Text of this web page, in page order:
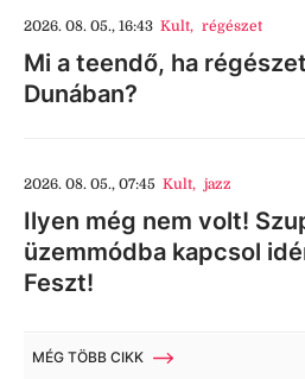
2026. 08. 05., 16:43 Kult, régészet
Mi a teendő, ha
Dunában?
2026. 08. 05., 07:45 Kult, jazz
Ilyen még nem volt!
üzemmódba kapcsol
Feszt!
MÉG TÖBB CIKK